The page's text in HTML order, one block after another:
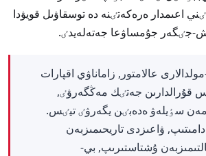
اعىمدار ەرەكەتٸنە دە توسقاۋىل قويۋدا
جٸگەر جۇمساۋعا جەتەلەيدٸ.
عالامتور, زاماناۋي اقپارات
قۇرالدارىن جەتٸك مەڭگەرۋٸ,
سٶيلەۋ ەدەبٸن يگەرۋٸ تيٸس.
ۋاعىزدى تاريحىمىزبەن
ۇشتاستىرىپ, بي-